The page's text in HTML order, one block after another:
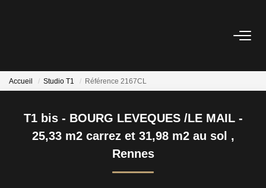
VENDRE
Accueil Studio T1 Référence 2167CL
T1 bis - BOURG LEVEQUES /LE MAIL -
25,33 m2 carrez et 31,98 m2 au sol ,
Rennes